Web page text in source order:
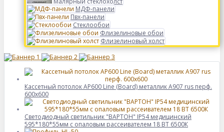
МДФ-панели
Пвх-панели
Стеклообои
Флизелиновые обои
Флизелиновый холст
Кассетный потолок AP600 Line (Board) металлик А907 rus перф.
600x600
Светодиодный светильник "ВАРТОН" IP54 медицинский
595*180*55мм с опаловым рассеивателем 18 ВТ 6500К